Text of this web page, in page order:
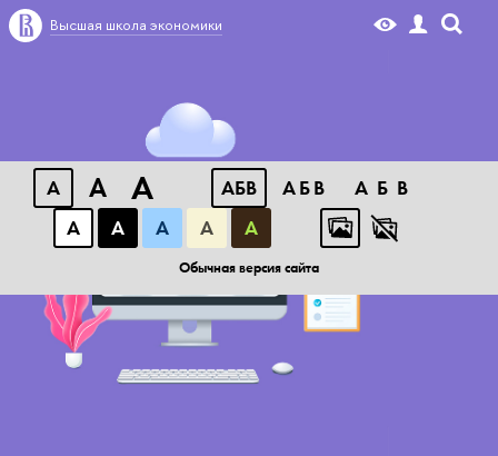
A A A АБB АБB
АБB
А
А А А А
Обычная версия сайта
Высшая школа экономики